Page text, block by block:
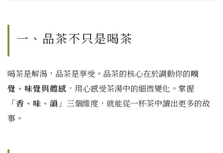
一、品茶不只是喝茶
喝茶是解渴，品茶是享受。品茶的核心在於調動你的嗅
覺、味覺與體感 ，用心感受茶湯中的細微變化。掌握
「香、味、韻」 三個維度，就能從一杯茶中讀出更多的故
事。